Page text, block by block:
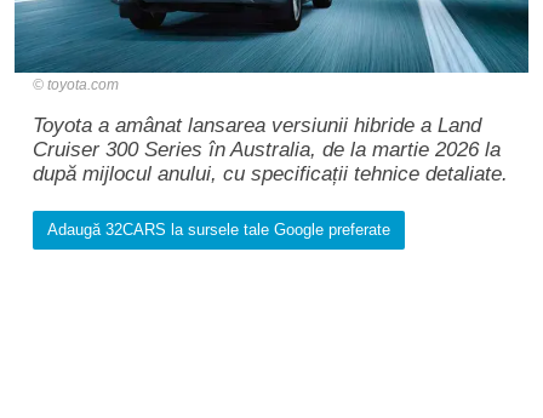
toyota.com
Toyota a amânat lansarea versiunii hibride a Land
Cruiser 300 Series în Australia, de la martie 2026 la
după mijlocul anului, cu specificații tehnice detaliate.
Adaugă 32CARS la sursele tale Google preferate